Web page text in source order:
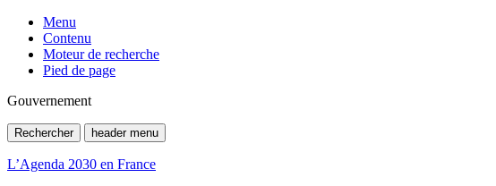
Menu
Contenu
Moteur de recherche
Pied de page
Gouvernement
Rechercher header menu
L’Agenda 2030 en France